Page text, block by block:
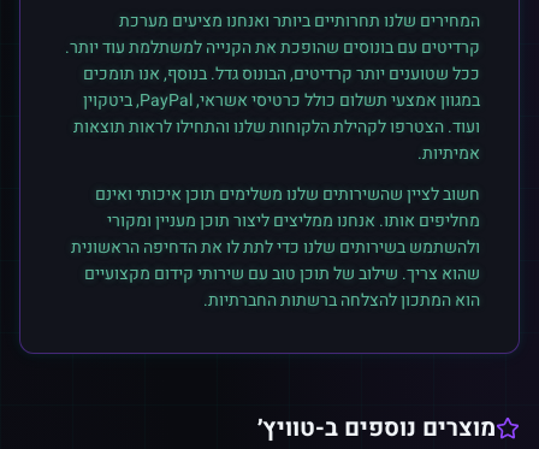
המחירים שלנו תחרותיים ביותר ואנחנו מציעים מערכת
קרדיטים עם בונוסים שהופכת את הקנייה למשתלמת עוד יותר.
ככל שטוענים יותר קרדיטים, הבונוס גדל. בנוסף, אנו תומכים
במגוון אמצעי תשלום כולל כרטיסי אשראי, PayPal, ביטקוין
ועוד. הצטרפו לקהילת הלקוחות שלנו והתחילו לראות תוצאות
אמיתיות.
חשוב לציין שהשירותים שלנו משלימים תוכן איכותי ואינם
מחליפים אותו. אנחנו ממליצים ליצור תוכן מעניין ומקורי
ולהשתמש בשירותים שלנו כדי לתת לו את הדחיפה הראשונית
שהוא צריך. שילוב של תוכן טוב עם שירותי קידום מקצועיים
הוא המתכון להצלחה ברשתות החברתיות.
מוצרים נוספים ב-טוויץ׳